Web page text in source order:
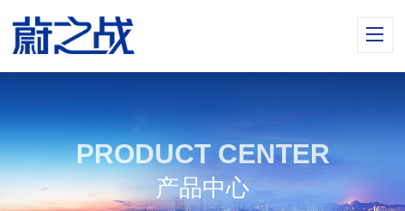
PRODUCT CENTER
产品中心